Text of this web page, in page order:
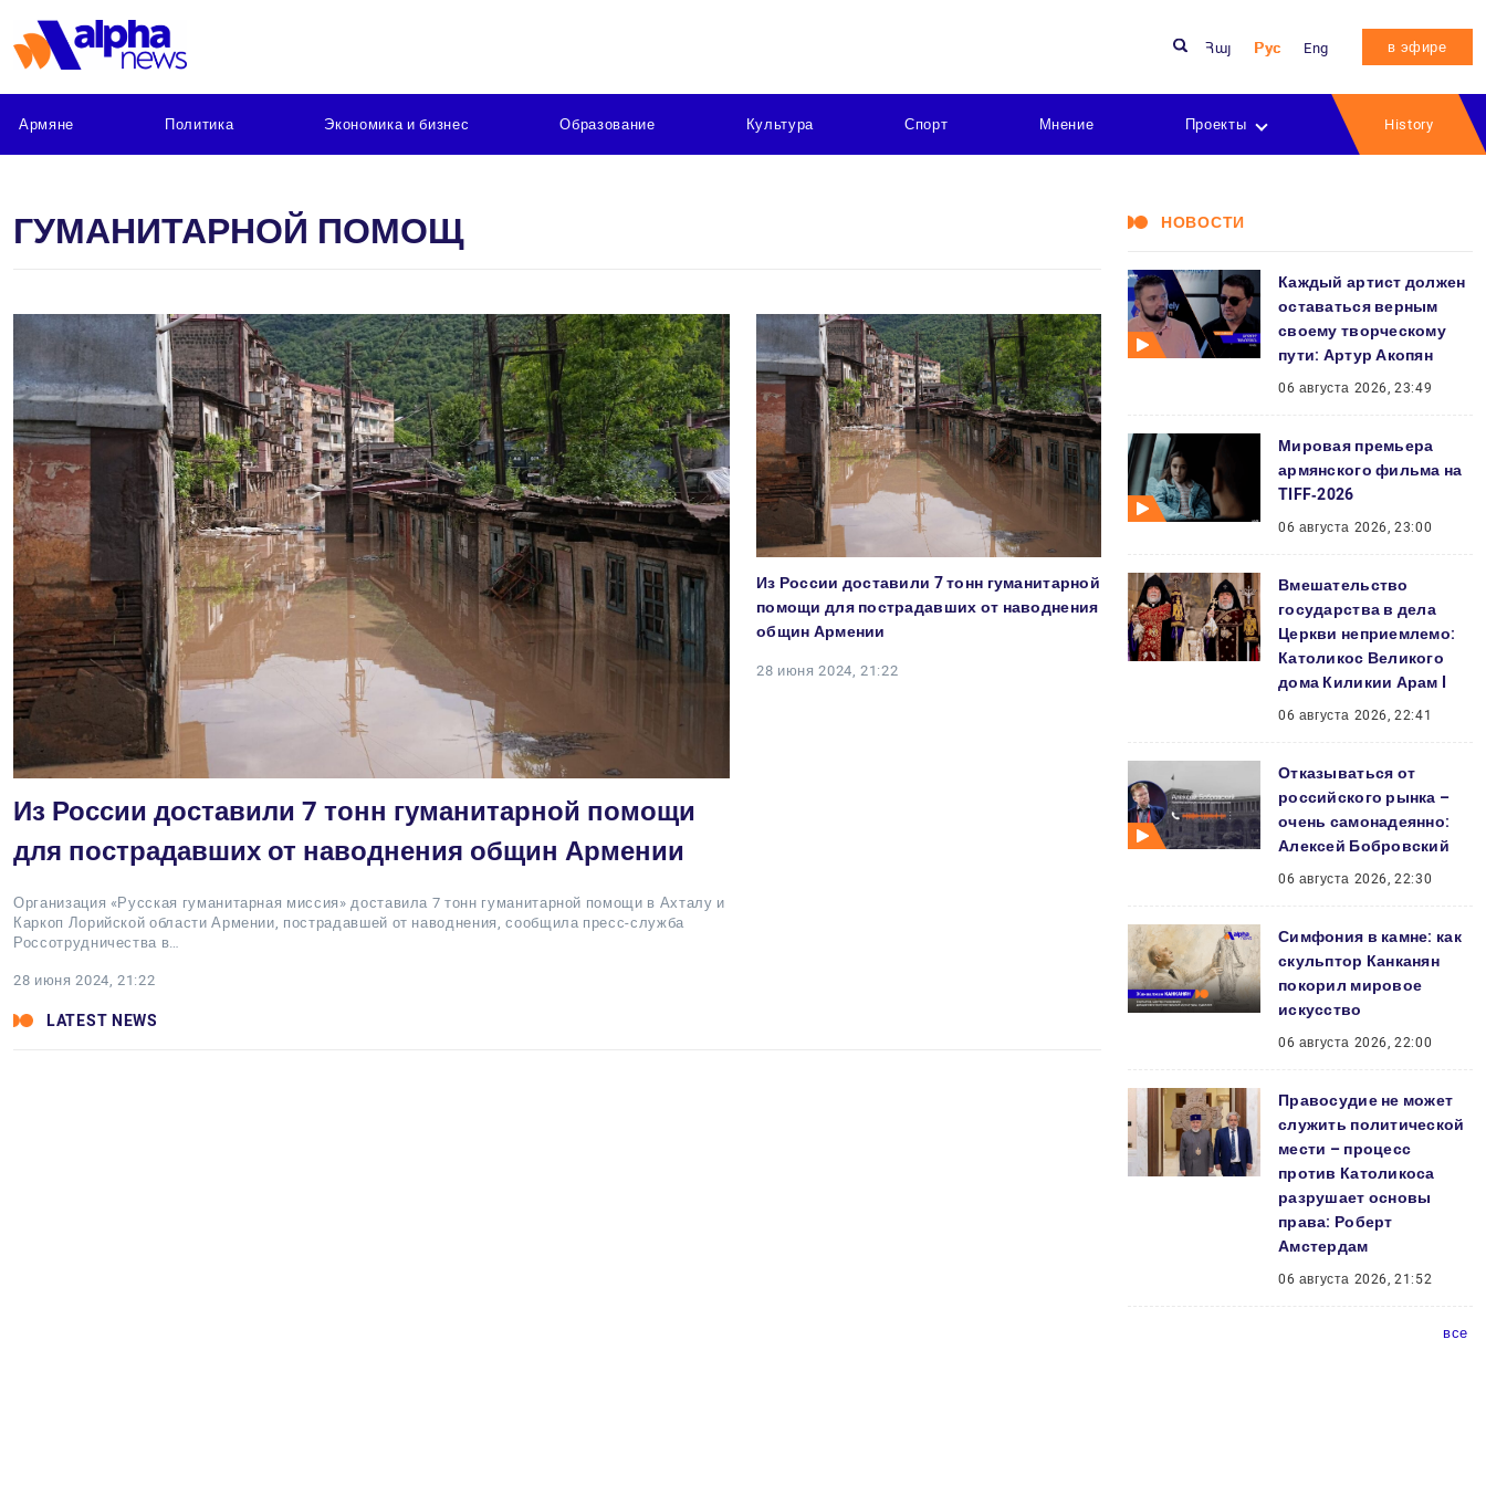
Հայ Рус Eng в эфире
Армяне Политика Экономика и бизнес Образование Культура Спорт Мнение Проекты History
ГУМАНИТАРНОЙ ПОМОЩ
Из России доставили 7 тонн гуманитарной помощи
для пострадавших от наводнения общин Армении
Организация «Русская гуманитарная миссия» доставила 7 тонн гуманитарной помощи в Ахталу и
Каркоп Лорийской области Армении, пострадавшей от наводнения, сообщила пресс-служба
Россотрудничества в…
28 июня 2024, 21:22
Из России доставили 7 тонн гуманитарной
помощи для пострадавших от наводнения
общин Армении
28 июня 2024, 21:22
LATEST NEWS
НОВОСТИ
Каждый артист должен
оставаться верным
своему творческому
пути: Артур Акопян
06 августа 2026, 23:49
Мировая премьера
армянского фильма на
TIFF‑2026
06 августа 2026, 23:00
Вмешательство
государства в дела
Церкви неприемлемо:
Католикос Великого
дома Киликии Арам I
06 августа 2026, 22:41
Отказываться от
российского рынка –
очень самонадеянно:
Алексей Бобровский
06 августа 2026, 22:30
Симфония в камне: как
скульптор Канканян
покорил мировое
искусство
06 августа 2026, 22:00
Правосудие не может
служить политической
мести – процесс
против Католикоса
разрушает основы
права: Роберт
Амстердам
06 августа 2026, 21:52
все